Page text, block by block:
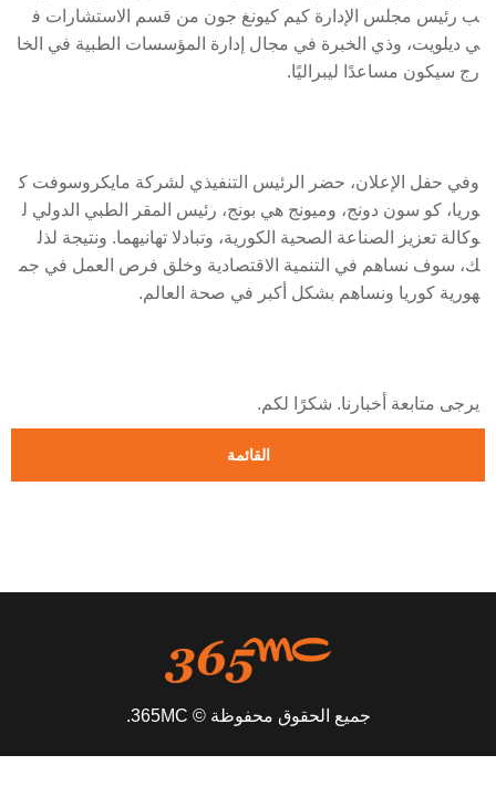
ب رئيس مجلس الإدارة كيم كيونغ جون من قسم الاستشارات ف
ي ديلويت، وذي الخبرة في مجال إدارة المؤسسات الطبية في الخا
رج سيكون مساعدًا ليبراليًا.
وفي حفل الإعلان، حضر الرئيس التنفيذي لشركة مايكروسوفت ك
وريا، كو سون دونج، وميونج هي بونج، رئيس المقر الطبي الدولي ل
وكالة تعزيز الصناعة الصحية الكورية، وتبادلا تهانيهما. ونتيجة لذل
ك، سوف نساهم في التنمية الاقتصادية وخلق فرص العمل في جم
هورية كوريا ونساهم بشكل أكبر في صحة العالم.
يرجى متابعة أخبارنا. شكرًا لكم.
القائمة
جميع الحقوق محفوظة © 365MC.